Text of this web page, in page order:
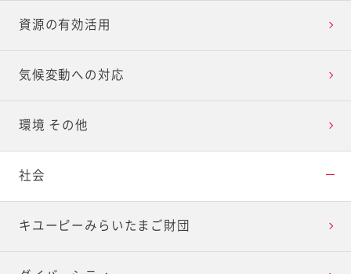
資源の有効活用
気候変動への対応
環境 その他
社会
キユーピーみらいたまご財団